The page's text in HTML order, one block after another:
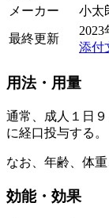
メーカー
小太
最終更新
添付
用法・用量
通常、成人１日
に経口投与する。
なお、年齢、体
効能・効果